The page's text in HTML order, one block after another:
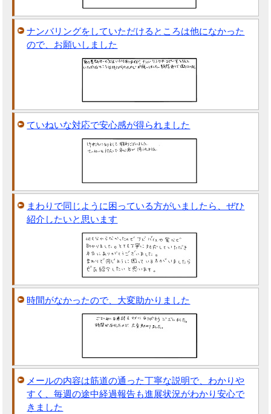
ナンバリングをしていただけるところは他になかった
ので、お願いしました
ていねいな対応で安心感が得られました
まわりで同じように困っている方がいましたら、ぜひ
紹介したいと思います
時間がなかったので、大変助かりました
メールの内容は筋道の通った丁寧な説明で、わかりや
すく、毎週の途中経過報告も進展状況がわかり安心で
きました